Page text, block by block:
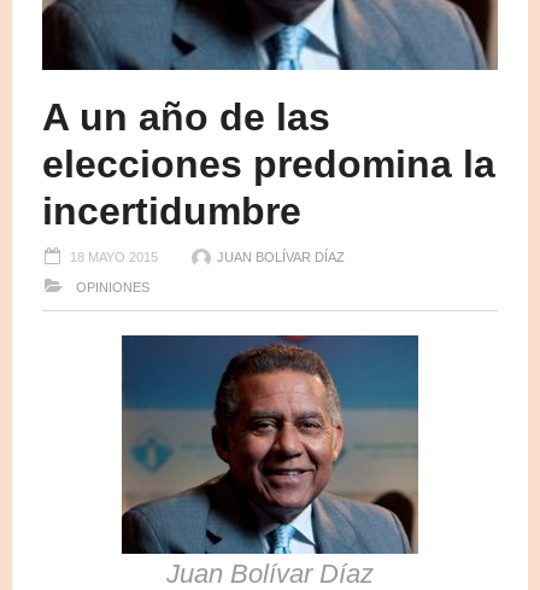
A un año de las
elecciones predomina la
incertidumbre
18 MAYO 2015 JUAN BOLÍVAR DÍAZ
OPINIONES
Juan Bolívar Díaz